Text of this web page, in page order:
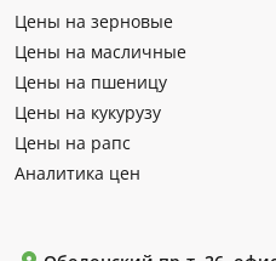
Цены на зерновые
Цены на масличные
Цены на пшеницу
Цены на кукурузу
Цены на рапс
Аналитика цен